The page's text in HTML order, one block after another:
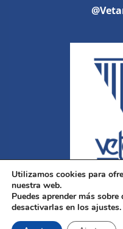
Utilizamos cookies para
nuestra web.
Puedes aprender más
desactivarlas en los ajustes.